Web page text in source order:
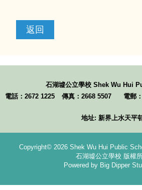
返回
石湖墟公立學校 Shek Wu Hui
電話：2672 1225
傳真：2668 5507 電郵
地址: 新界上水天平
Copyright© 2026 Shek Wu Hui Public
石湖墟公立學校 版權
Powered by Big Dipper